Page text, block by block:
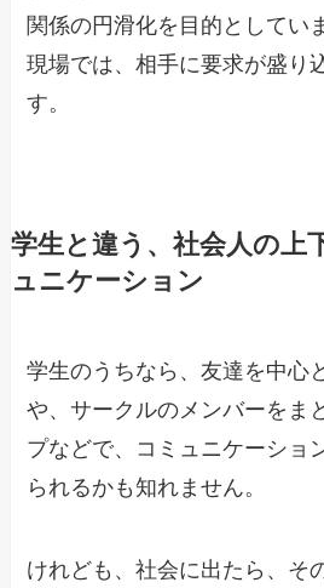
関係の円滑化を目的としてい
現場では、相手に要求が盛り
す。
学生と違う、社会人の上
ュニケーション
学生のうちなら、友達を中心
や、サークルのメンバーをま
プなどで、コミュニケーショ
られるかも知れません。
けれども、社会に出たら、そ